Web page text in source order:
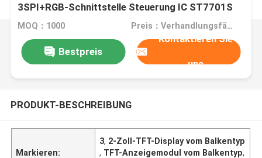
3SPI+RGB-Schnittstelle Steuerung IC ST7701S
MOQ：1000 Preis：Verhandlungsfähig
Bestpreis
Kontaktieren Sie
uns
PRODUKT-BESCHREIBUNG
Markieren:
3, 2-Zoll-TFT-Display vom Balkentyp
, TFT-Anzeigemodul vom Balkentyp,